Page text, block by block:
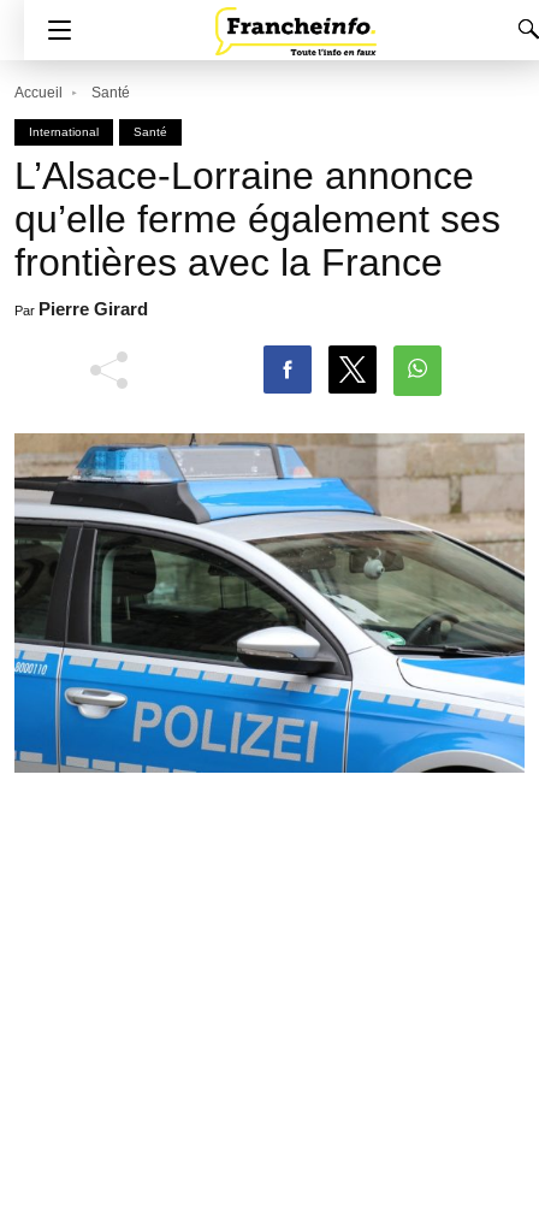
Accueil Santé
International Santé
L’Alsace-Lorraine annonce
qu’elle ferme également ses
frontières avec la France
Par Pierre Girard